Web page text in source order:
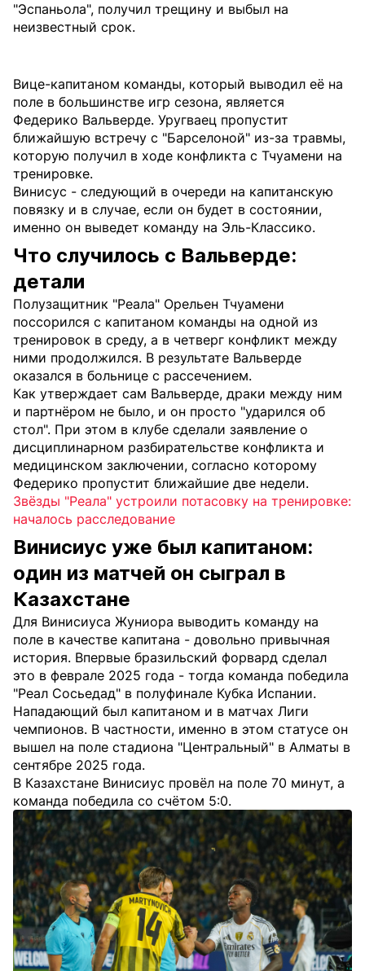
"Эспаньола", получил трещину и выбыл на
неизвестный срок.
Вице-капитаном команды, который выводил её на
поле в большинстве игр сезона, является
Федерико Вальверде. Уругваец пропустит
ближайшую встречу с "Барселоной" из-за травмы,
которую получил в ходе конфликта с Тчуамени на
тренировке.
Винисус - следующий в очереди на капитанскую
повязку и в случае, если он будет в состоянии,
именно он выведет команду на Эль-Классико.
Что случилось с Вальверде:
детали
Полузащитник "Реала" Орельен Тчуамени
поссорился с капитаном команды на одной из
тренировок в среду, а в четверг конфликт между
ними продолжился. В результате Вальверде
оказался в больнице с рассечением.
Как утверждает сам Вальверде, драки между ним
и партнёром не было, и он просто "ударился об
стол". При этом в клубе сделали заявление о
дисциплинарном разбирательстве конфликта и
медицинском заключении, согласно которому
Федерико пропустит ближайшие две недели.
Звёзды "Реала" устроили потасовку на тренировке:
началось расследование
Винисиус уже был капитаном:
один из матчей он сыграл в
Казахстане
Для Винисиуса Жуниора выводить команду на
поле в качестве капитана - довольно привычная
история. Впервые бразильский форвард сделал
это в феврале 2025 года - тогда команда победила
"Реал Сосьедад" в полуфинале Кубка Испании.
Нападающий был капитаном и в матчах Лиги
чемпионов. В частности, именно в этом статусе он
вышел на поле стадиона "Центральный" в Алматы в
сентябре 2025 года.
В Казахстане Винисиус провёл на поле 70 минут, а
команда победила со счётом 5:0.